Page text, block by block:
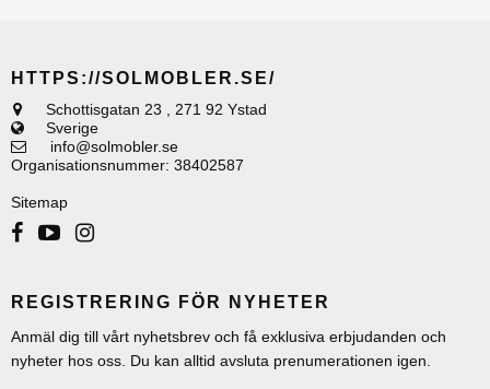
HTTPS://SOLMOBLER.SE/
Schottisgatan 23
271 92 Ystad
Sverige
info@solmobler.se
Organisationsnummer: 38402587
Sitemap
REGISTRERING FÖR NYHETER
Anmäl dig till vårt nyhetsbrev och få exklusiva erbjudanden och
nyheter hos oss. Du kan alltid avsluta prenumerationen igen.